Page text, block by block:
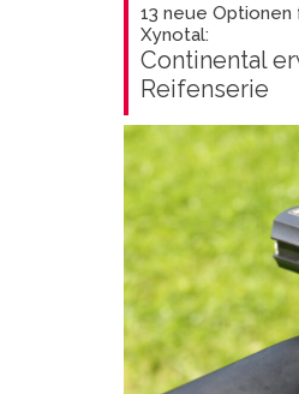
13 neue
Xynotal:
Continental
Reifenserie